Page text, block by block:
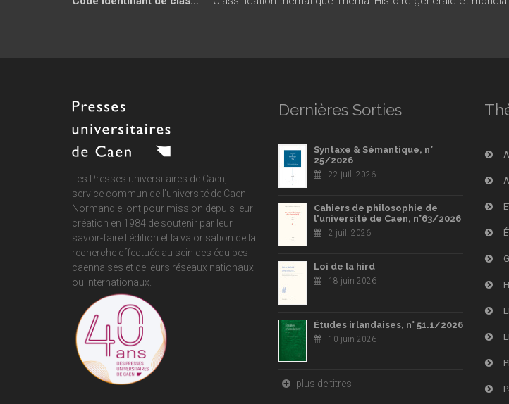
Les Presses universitaires de Caen,
service commun de l'université de Caen
Normandie, ont pour mission depuis leur
création en 1984 de soutenir par leur
savoir-faire l'édition et la valorisation de la
recherche effectuée au sein des équipes
caennaises et de leurs réseaux nationaux
ou internationaux.
Dernières Sorties
Syntaxe & Sémantique, n°
25/2026
22 juil. 2026
Cahiers de philosophie de
l'université de Caen, n°63/2026
2 juil. 2026
Loi de la hird
18 juin 2026
Études irlandaises, n° 51.1/2026
10 juin 2026
plus de titres